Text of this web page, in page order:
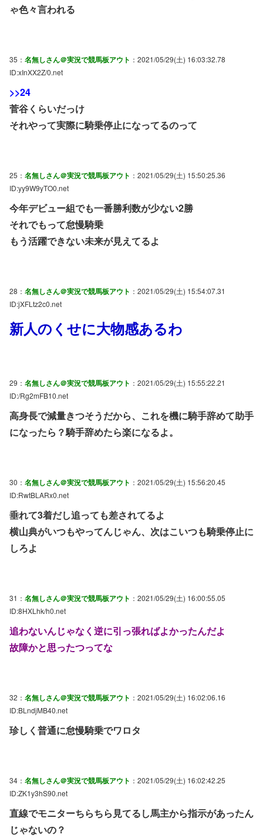
ゃ色々言われる
35： 名無しさん＠実況で競馬板アウト ：2021/05/29(土) 16:03:32.78
ID:xInXX2Z/0.net
>>24
菅谷くらいだっけ
それやって実際に騎乗停止になってるのって
25： 名無しさん＠実況で競馬板アウト ：2021/05/29(土) 15:50:25.36
ID:yy9W9yTO0.net
今年デビュー組でも一番勝利数が少ない2勝
それでもって怠慢騎乗
もう活躍できない未来が見えてるよ
28： 名無しさん＠実況で競馬板アウト ：2021/05/29(土) 15:54:07.31
ID:jXFLtz2c0.net
新人のくせに大物感あるわ
29： 名無しさん＠実況で競馬板アウト ：2021/05/29(土) 15:55:22.21
ID:/Rg2mFB10.net
高身長で減量きつそうだから、これを機に騎手辞めて助手
になったら？騎手辞めたら楽になるよ。
30： 名無しさん＠実況で競馬板アウト ：2021/05/29(土) 15:56:20.45
ID:RwtBLARx0.net
垂れて3着だし追っても差されてるよ
横山典がいつもやってんじゃん、次はこいつも騎乗停止に
しろよ
31： 名無しさん＠実況で競馬板アウト ：2021/05/29(土) 16:00:55.05
ID:8HXLhk/h0.net
追わないんじゃなく逆に引っ張ればよかったんだよ
故障かと思ったつってな
32： 名無しさん＠実況で競馬板アウト ：2021/05/29(土) 16:02:06.16
ID:BLndjMB40.net
珍しく普通に怠慢騎乗でワロタ
34： 名無しさん＠実況で競馬板アウト ：2021/05/29(土) 16:02:42.25
ID:ZK1y3hS90.net
直線でモニターちらちら見てるし馬主から指示があったん
じゃないの？